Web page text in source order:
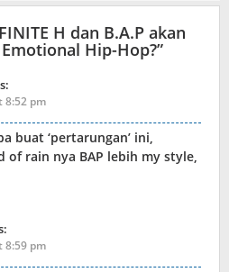
H dan B.A.P akan
Emotional Hip-Hop?”
8:52 pm
buat ‘pertarungan’ ini,
of rain nya BAP lebih my style,
8:59 pm